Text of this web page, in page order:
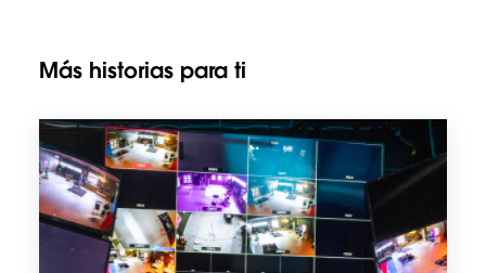
Más historias para ti